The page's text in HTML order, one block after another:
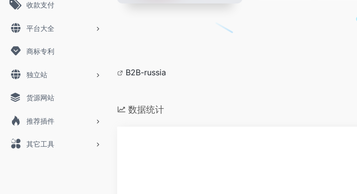
收款支付
平台大全
商标专利
独立站
货源网站
推荐插件
其它工具
B2B-russia
数据统计